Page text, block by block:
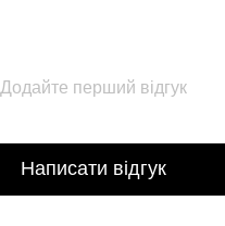
Додайте перший відгук
Написати відгук